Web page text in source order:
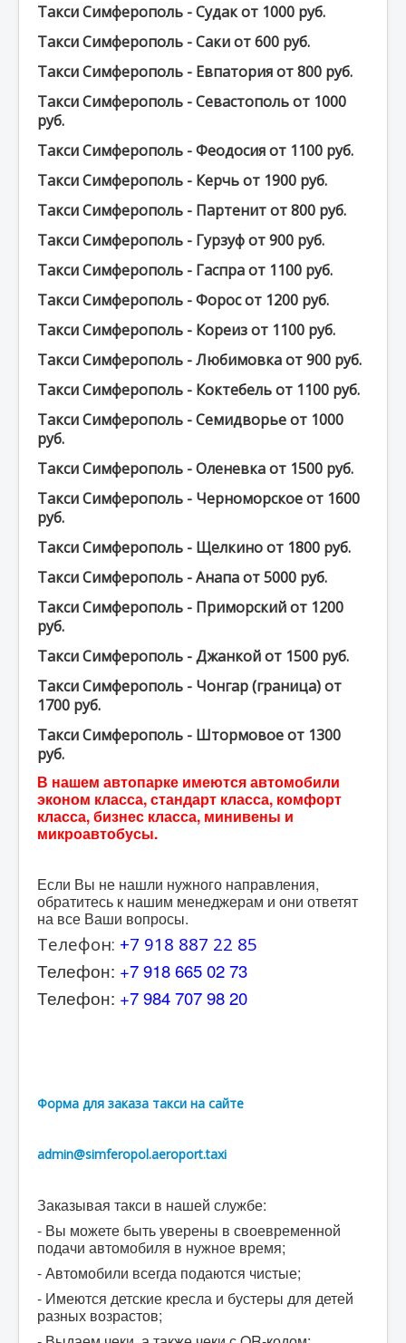
Такси Симферополь - Судак от 1000 руб.
Такси Симферополь - Саки от 600 руб.
Такси Симферополь - Евпатория от 800 руб.
Такси Симферополь - Севастополь от 1000
руб.
Такси Симферополь - Феодосия от 1100 руб.
Такси Симферополь - Керчь от 1900 руб.
Такси Симферополь - Партенит от 800 руб.
Такси Симферополь - Гурзуф от 900 руб.
Такси Симферополь - Гаспра от 1100 руб.
Такси Симферополь - Форос от 1200 руб.
Такси Симферополь - Кореиз от 1100 руб.
Такси Симферополь - Любимовка от 900 руб.
Такси Симферополь - Коктебель от 1100 руб.
Такси Симферополь - Семидворье от 1000
руб.
Такси Симферополь - Оленевка от 1500 руб.
Такси Симферополь - Черноморское от 1600
руб.
Такси Симферополь - Щелкино от 1800 руб.
Такси Симферополь - Анапа от 5000 руб.
Такси Симферополь - Приморский от 1200
руб.
Такси Симферополь - Джанкой от 1500 руб.
Такси Симферополь - Чонгар (граница) от
1700 руб.
Такси Симферополь - Штормовое от 1300
руб.
В нашем автопарке имеются автомобили
эконом класса, стандарт класса, комфорт
класса, бизнес класса, минивены и
микроавтобусы.
Если Вы не нашли нужного направления,
обратитесь к нашим менеджерам и они ответят
на все Ваши вопросы.
Телефон: +7 918 887 22 85
Телефон: +7 918 665 02 73
Телефон: +7 984 707 98 20
Форма для заказа такси на сайте
admin@simferopol.aeroport.taxi
Заказывая такси в нашей службе:
- Вы можете быть уверены в своевременной
подачи автомобиля в нужное время;
- Автомобили всегда подаются чистые;
- Имеются детские кресла и бустеры для детей
разных возрастов;